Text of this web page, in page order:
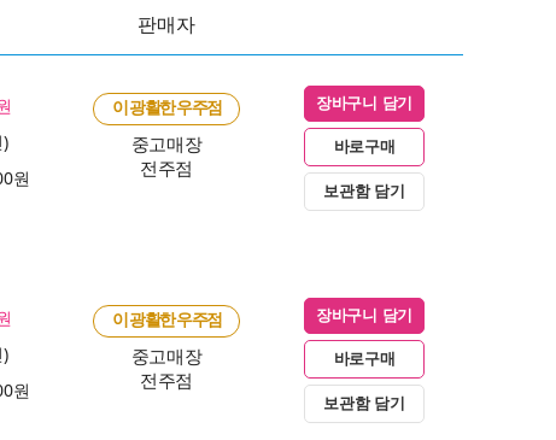
판매자
원
이 광활한 우주점
중고매장
전주점
장바구니 담기
바로구매
보관함 담기
원
이 광활한 우주점
중고매장
전주점
장바구니 담기
바로구매
보관함 담기